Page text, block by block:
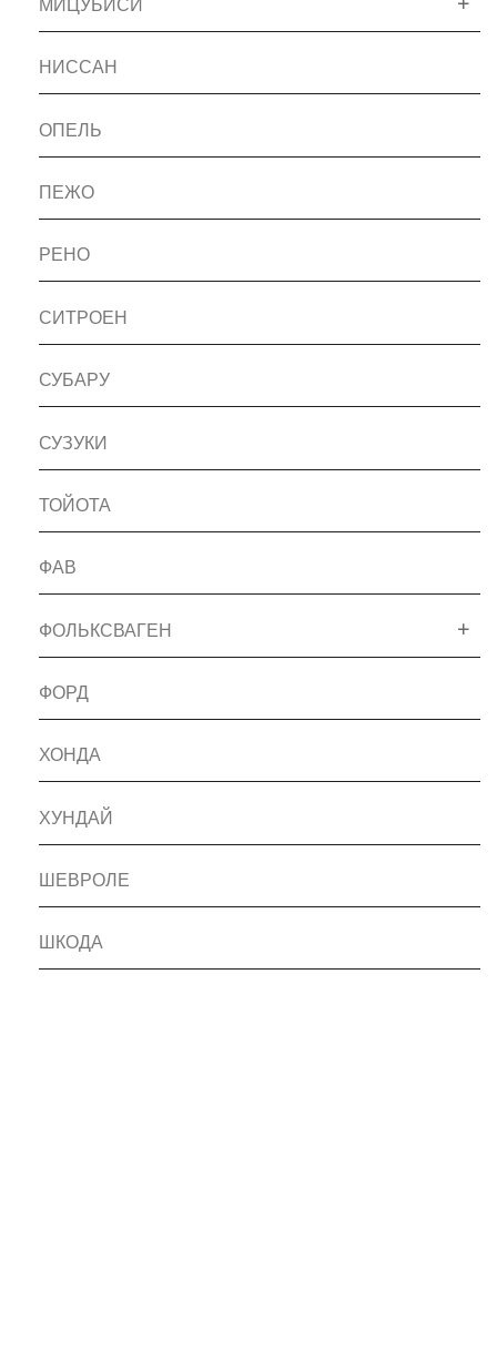
МИЦУБИСИ
НИССАН
ОПЕЛЬ
ПЕЖО
РЕНО
СИТРОЕН
СУБАРУ
СУЗУКИ
ТОЙОТА
ФАВ
ФОЛЬКСВАГЕН
ФОРД
ХОНДА
ХУНДАЙ
ШЕВРОЛЕ
ШКОДА